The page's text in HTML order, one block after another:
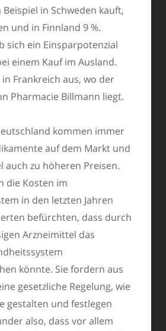
Beispiel in Schweden kauft,
und in Finnland 9 %.
sich ein Einsparpotenzial
einem Kauf im Ausland.
Frankreich aus, wo der
Pharmacie Billmann liegt.
kommen immer
auf dem Markt und
auch zu höheren Preisen.
die Kosten im
in den letzten Jahren
befürchten, dass durch
Arzneimittel das
könnte. Sie fordern aus
gesetzliche Regelung, wie
gestalten und festlegen
also, dass vor allem